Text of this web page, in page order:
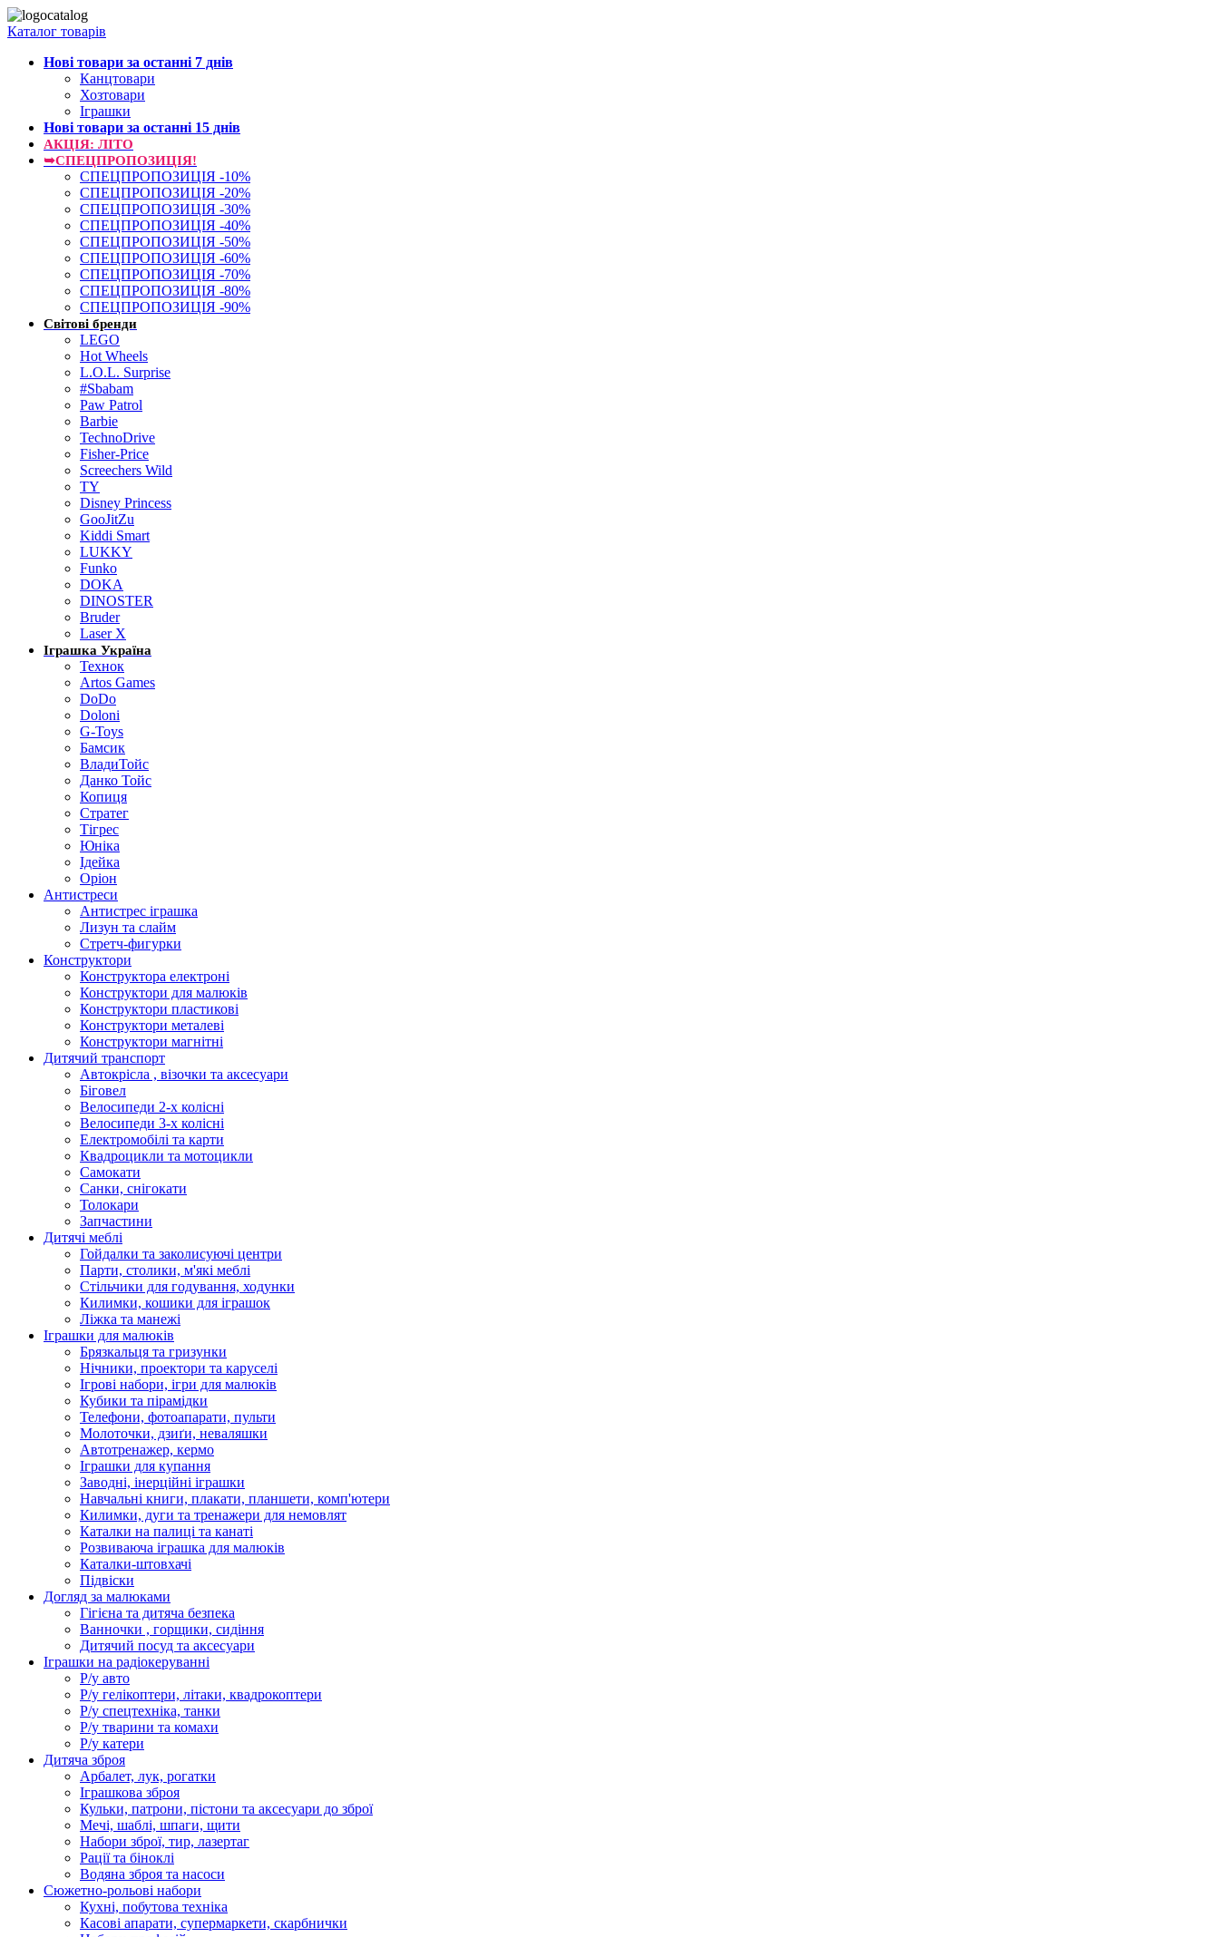
Каталог товарів
Нові товари за останнi 7 днiв
Канцтовари
Хозтовари
Іграшки
Нові товари за останнi 15 днiв
АКЦІЯ: ЛІТО
➥СПЕЦПРОПОЗИЦІЯ!
СПЕЦПРОПОЗИЦІЯ -10%
СПЕЦПРОПОЗИЦІЯ -20%
СПЕЦПРОПОЗИЦІЯ -30%
СПЕЦПРОПОЗИЦІЯ -40%
СПЕЦПРОПОЗИЦІЯ -50%
СПЕЦПРОПОЗИЦІЯ -60%
СПЕЦПРОПОЗИЦІЯ -70%
СПЕЦПРОПОЗИЦІЯ -80%
СПЕЦПРОПОЗИЦІЯ -90%
Світові бренди
LEGO
Hot Wheels
L.O.L. Surprise
#Sbabam
Paw Patrol
Barbie
TechnoDrive
Fisher-Price
Screechers Wild
TY
Disney Princess
GooJitZu
Kiddi Smart
LUKKY
Funko
DOKA
DINOSTER
Bruder
Laser X
Іграшка Україна
Технок
Artos Games
DoDo
Doloni
G-Toys
Бамсик
ВладиТойс
Данко Тойс
Копиця
Стратег
Тігрес
Юніка
Ідейка
Оріон
Антистреси
Антистрес іграшка
Лизун та слайм
Стретч-фигурки
Конструктори
Конструктора електроні
Конструктори для малюків
Конструктори пластикові
Конструктори металеві
Конструктори магнітні
Дитячий транспорт
Автокрісла , візочки та аксесуари
Біговел
Велосипеди 2-х колісні
Велосипеди 3-х колісні
Електромобілі та карти
Квадроцикли та мотоцикли
Самокати
Санки, снігокати
Толокари
Запчастини
Дитячі меблі
Гойдалки та заколисуючі центри
Парти, столики, м'які меблі
Стільчики для годування, ходунки
Килимки, кошики для іграшок
Ліжка та манежі
Іграшки для малюків
Брязкальця та гризунки
Нічники, проектори та каруселі
Ігрові набори, ігри для малюків
Кубики та пірамідки
Телефони, фотоапарати, пульти
Молоточки, дзиґи, неваляшки
Автотренажер, кермо
Іграшки для купання
Заводні, інерційні іграшки
Навчальні книги, плакати, планшети, комп'ютери
Килимки, дуги та тренажери для немовлят
Каталки на палиці та канаті
Розвиваюча іграшка для малюків
Каталки-штовхачі
Підвіски
Догляд за малюками
Гігієна та дитяча безпека
Ванночки , горщики, сидіння
Дитячий посуд та аксесуари
Іграшки на радіокеруванні
Р/у авто
Р/у гелікоптери, літаки, квадрокоптери
Р/у спецтехніка, танки
Р/у тварини та комахи
Р/у катери
Дитяча зброя
Арбалет, лук, рогатки
Іграшкова зброя
Кульки, патрони, пістони та аксесуари до зброї
Мечі, шаблі, шпаги, щити
Набори зброї, тир, лазертаг
Рації та біноклі
Водяна зброя та насоси
Сюжетно-рольові набори
Кухні, побутова техніка
Касові апарати, супермаркети, скарбнички